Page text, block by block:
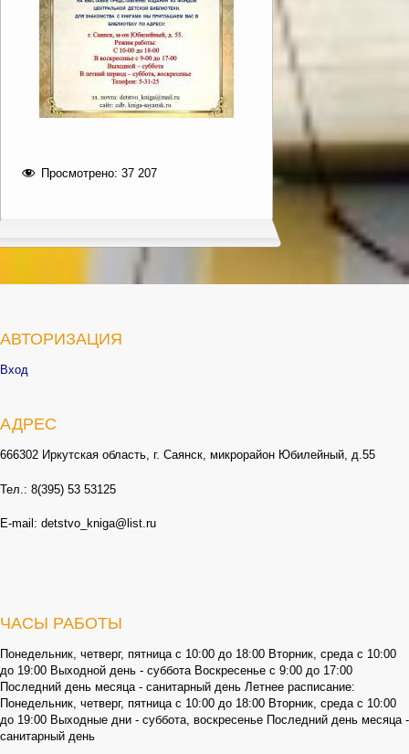
Просмотрено: 37 207
АВТОРИЗАЦИЯ
Вход
АДРЕС
666302 Иркутская область, г. Саянск, микрорайон Юбилейный, д.55
Тел.: 8(395) 53 53125
E-mail: detstvo_kniga@list.ru
ЧАСЫ РАБОТЫ
Понедельник, четверг, пятница с 10:00 до 18:00 Вторник, среда с 10:00
до 19:00 Выходной день - суббота Воскресенье с 9:00 до 17:00
Последний день месяца - санитарный день Летнее расписание:
Понедельник, четверг, пятница с 10:00 до 18:00 Вторник, среда с 10:00
до 19:00 Выходные дни - суббота, воскресенье Последний день месяца -
санитарный день